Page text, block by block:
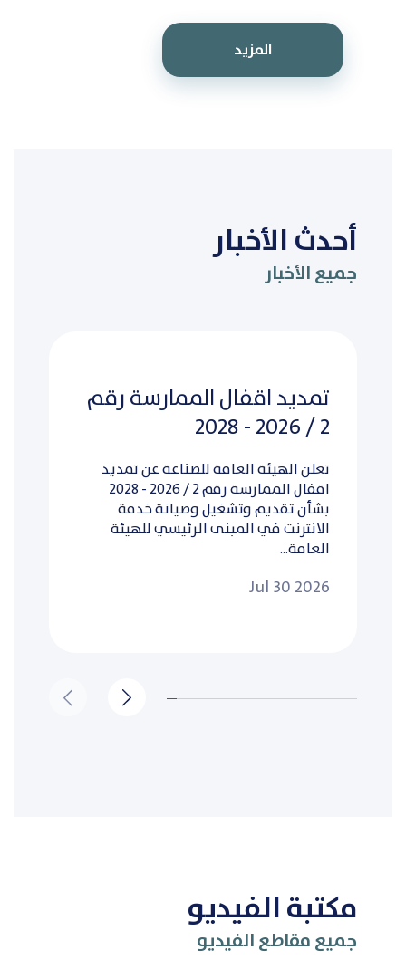
المزيد
أحدث الأخبار
جميع الأخبار
تمديد اقفال الممارسة رقم
2 / 2026 - 2028
تعلن الهيئة العامة للصناعة عن تمديد
اقفال الممارسة رقم 2 / 2026 - 2028
بشأن تقديم وتشغيل وصيانة خدمة
الانترنت في المبنى الرئيسي للهيئة
العامة...
Jul 30 2026
مكتبة الفيديو
جميع مقاطع الفيديو